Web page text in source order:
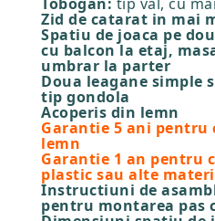
Zid de catarat in mai
Spatiu de joaca pe
cu balcon la etaj,
umbrar la parter
Doua leagane simple
tip gondola
Acoperis din lemn
Garantie 5 ani pentru
lemn
Garantie 1 an pentru
plastic sau alte
Instructiuni de
pentru montarea pas